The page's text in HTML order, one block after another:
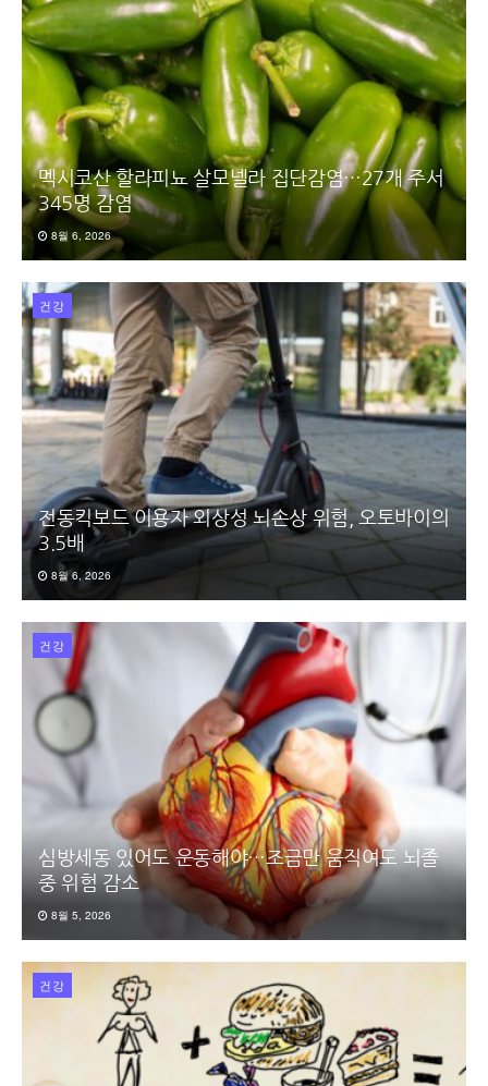
멕시코산 할라피뇨 살모넬라 집단감염…27개 주서
345명 감염
8월 6, 2026
건강
전동킥보드 이용자 외상성 뇌손상 위험, 오토바이의
3.5배
8월 6, 2026
건강
심방세동 있어도 운동해야…조금만 움직여도 뇌졸
중 위험 감소
8월 5, 2026
건강